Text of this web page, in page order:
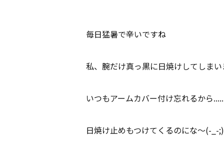
毎日猛暑で辛いですね
私、腕だけ真っ黒に日焼けしてしま
いつもアームカバー付け忘れるから.....
日焼け止めもつけてくるのにな～(-_-;)